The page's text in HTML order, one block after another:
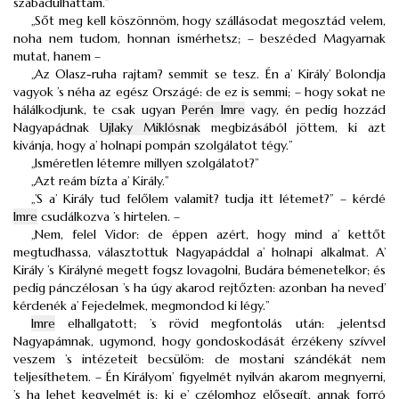
„Sőt meg kell köszönnöm, hogy szállásodat megosztád velem,
noha nem tudom, honnan ismérhetsz; – beszéded Magyarnak
mutat, hanem –
„Az Olasz-ruha rajtam? semmit se tesz. Én a’ Király’ Bolondja
vagyok ’s néha az egész Országé: de ez is semmi; – hogy sokat ne
hálálkodjunk, te csak ugyanPerén Imrevagy, én pedig hozzád
Nagyapádnak Ujlaky Miklósnakmegbizásából jöttem, ki azt
kivánja, hogy a’ holnapi pompán szolgálatot tégy.”
„Isméretlen létemre millyen szolgálatot?”
„Azt reám bízta a’ Király.”
„’S a’ Király tud felőlem valamit? tudja itt létemet?” – kérdé
Imre csudálkozva ’s hirtelen. –
„Nem, felel Vidor: de éppen azért, hogy mind a’ kettőt
megtudhassa, választottuk Nagyapáddal a’ holnapi alkalmat. A’
Király ’s Királyné megett fogsz lovagolni, Budára bémenetelkor; és
pedig pánczélosan ’s ha úgy akarod rejtőzten: azonban ha neved’
kérdenék a’ Fejedelmek, megmondod ki légy.”
Imre elhallgatott; ’s rövid megfontolás után: „jelentsd
Nagyapámnak, ugymond, hogy gondoskodását érzékeny szívvel
veszem ’s intézeteit becsülöm: de mostani szándékát nem
teljesíthetem. – Én Királyom’ figyelmét nyilván akarom megnyerni,
’s ha lehet kegyelmét is; ki e’ czélomhoz elősegít, annak forró